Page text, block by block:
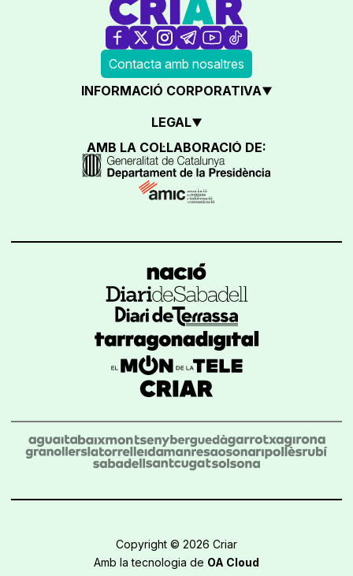
Contacta amb nosaltres
INFORMACIÓ CORPORATIVA
LEGAL
AMB LA COL·LABORACIÓ DE:
Copyright © 2026 Criar
Amb la tecnologia de OA Cloud